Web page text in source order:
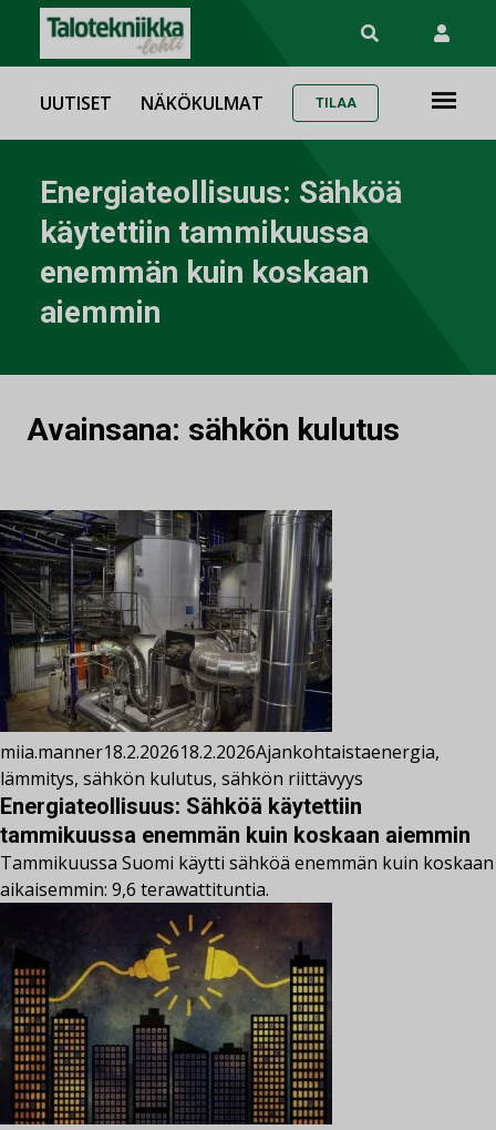
UUTISET NÄKÖKULMAT TILAA
Energiateollisuus: Sähköä
käytettiin tammikuussa
enemmän kuin koskaan
aiemmin
Avainsana: sähkön kulutus
miia.manner18.2.202618.2.2026Ajankohtaistaenergia,
lämmitys, sähkön kulutus, sähkön riittävyys
Energiateollisuus: Sähköä käytettiin
tammikuussa enemmän kuin koskaan aiemmin
Tammikuussa Suomi käytti sähköä enemmän kuin koskaan
aikaisemmin: 9,6 terawattituntia.